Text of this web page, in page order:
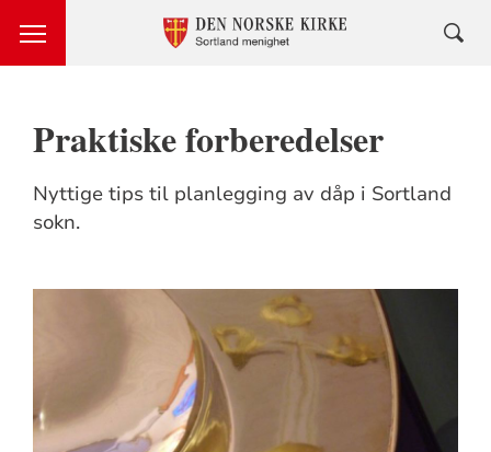
Praktiske forberedelser
Nyttige tips til planlegging av dåp i Sortland
sokn.